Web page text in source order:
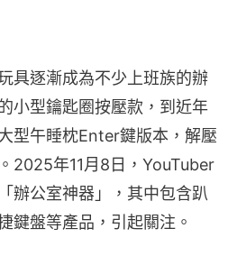
具逐漸成為不少上班族的辦
小型鑰匙圈按壓款，到近年
型午睡枕Enter鍵版本，解壓
2025年11月8日，YouTuber
辦公室神器」，其中包含趴
鍵盤等產品，引起關注。